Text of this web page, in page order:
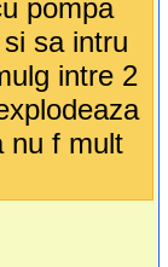
pompa
sa intru
intre 2
nu f mult